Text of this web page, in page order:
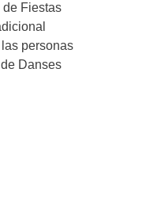
de Fiestas
personas
Danses